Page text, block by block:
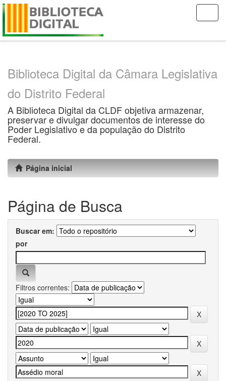
Skip
Biblioteca Digital da Câmara Legislativa
do Distrito Federal
A Biblioteca Digital da CLDF objetiva armazenar,
preservar e divulgar documentos de interesse do
Poder Legislativo e da população do Distrito
Federal.
Página inicial
Página de Busca
Buscar em:
por
Filtros correntes: